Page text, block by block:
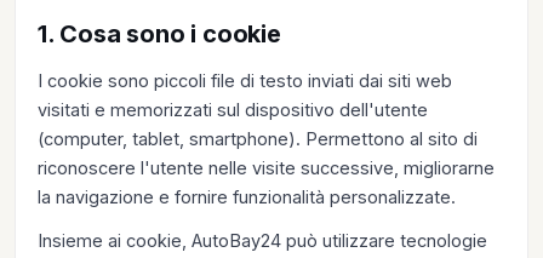
1. Cosa sono i cookie
I cookie sono piccoli file di testo inviati dai siti web
visitati e memorizzati sul dispositivo dell'utente
(computer, tablet, smartphone). Permettono al sito di
riconoscere l'utente nelle visite successive, migliorarne
la navigazione e fornire funzionalità personalizzate.
Insieme ai cookie, AutoBay24 può utilizzare tecnologie